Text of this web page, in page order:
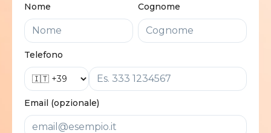
Nome Cognome
Telefono
Email (opzionale)